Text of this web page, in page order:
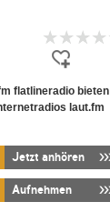
flatlineradio bieten
laut.fm
Jetzt anhören
Aufnehmen